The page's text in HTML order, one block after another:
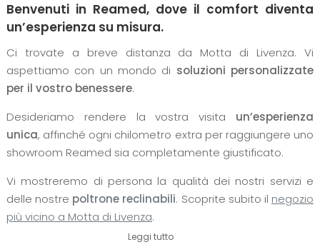
Benvenuti in Reamed, dove il comfort diventa
un’esperienza su misura.
Ci trovate a breve distanza da Motta di Livenza. Vi
aspettiamo con un mondo di soluzioni personalizzate
per il vostro benessere.
Desideriamo rendere la vostra visita un’esperienza
unica, affinché ogni chilometro extra per raggiungere uno
showroom Reamed sia completamente giustificato.
Vi mostreremo di persona la qualità dei nostri servizi e
delle nostre poltrone reclinabili. Scoprite subito il negozio
più vicino a Motta di Livenza.
Leggi tutto